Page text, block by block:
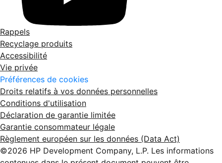
Rappels
Recyclage produits
Accessibilité
Vie privée
Préférences de cookies
Droits relatifs à vos données personnelles
Conditions d'utilisation
Déclaration de garantie limitée
Garantie consommateur légale
Règlement européen sur les données (Data Act)
©2026 HP Development Company, L.P. Les informations